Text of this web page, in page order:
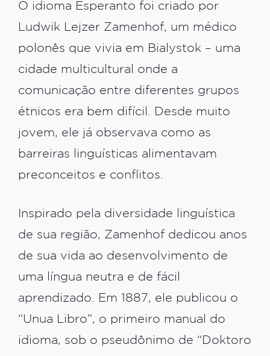
O idioma Esperanto foi criado por
Ludwik Lejzer Zamenhof, um médico
polonês que vivia em Bialystok – uma
cidade multicultural onde a
comunicação entre diferentes grupos
étnicos era bem difícil. Desde muito
jovem, ele já observava como as
barreiras linguísticas alimentavam
preconceitos e conflitos.
Inspirado pela diversidade linguística
de sua região, Zamenhof dedicou anos
de sua vida ao desenvolvimento de
uma língua neutra e de fácil
aprendizado. Em 1887, ele publicou o
“Unua Libro”, o primeiro manual do
idioma, sob o pseudônimo de “Doktoro